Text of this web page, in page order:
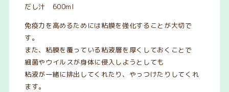
だし汁 600ml
免疫力を高めるためには粘膜を強化することが大切で
す。
また、粘膜を覆っている粘液層を厚くしておくことで
細菌やウイルスが身体に侵入しようとしても
粘液が一緒に排出してくれたり、やっつけたりしてくれ
ます。